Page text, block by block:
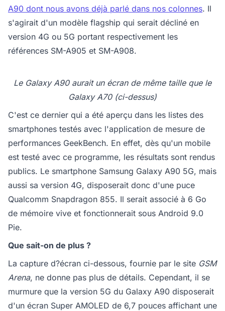
A90 dont nous avons déjà parlé dans nos colonnes. Il
s'agirait d'un modèle flagship qui serait décliné en
version 4G ou 5G portant respectivement les
références SM-A905 et SM-A908.
Le Galaxy A90 aurait un écran de même taille que le
Galaxy A70 (ci-dessus)
C'est ce dernier qui a été aperçu dans les listes des
smartphones testés avec l'application de mesure de
performances GeekBench. En effet, dès qu'un mobile
est testé avec ce programme, les résultats sont rendus
publics. Le smartphone Samsung Galaxy A90 5G, mais
aussi sa version 4G, disposerait donc d'une puce
Qualcomm Snapdragon 855. Il serait associé à 6 Go
de mémoire vive et fonctionnerait sous Android 9.0
Pie.
Que sait-on de plus ?
La capture d?écran ci-dessous, fournie par le site GSM
Arena, ne donne pas plus de détails. Cependant, il se
murmure que la version 5G du Galaxy A90 disposerait
d'un écran Super AMOLED de 6,7 pouces affichant une